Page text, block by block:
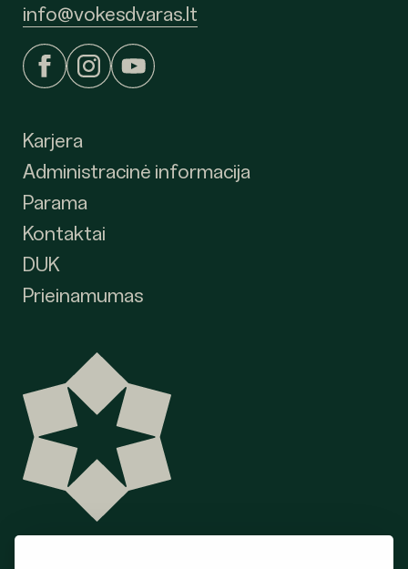
info@vokesdvaras.lt
Karjera
Administracinė informacija
Parama
Kontaktai
DUK
Prieinamumas